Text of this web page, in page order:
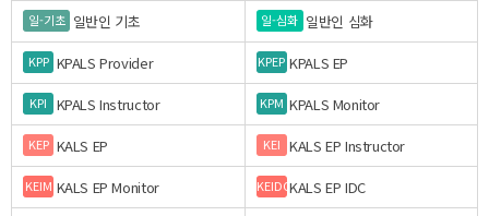
일-기초 일반인 기초 일-심화 일반인 심화
KPP KPALS Provider KPEP KPALS EP
KPI KPALS Instructor KPM KPALS Monitor
KEP KALS EP KEI KALS EP Instructor
KEIM KALS EP Monitor KEIDCKALS EP IDC